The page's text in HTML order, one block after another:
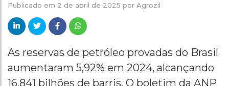
Publicado em 2 de abril de 2025 por Agrozil
As reservas de petróleo provadas do Brasil
aumentaram 5,92% em 2024, alcançando
16,841 bilhões de barris. O boletim da ANP